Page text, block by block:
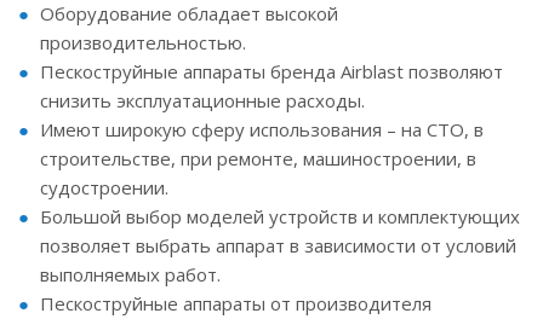
Оборудование обладает высокой
производительностью.
Пескоструйные аппараты бренда Airblast позволяют
снизить эксплуатационные расходы.
Имеют широкую сферу использования – на СТО, в
строительстве, при ремонте, машиностроении, в
судостроении.
Большой выбор моделей устройств и комплектующих
позволяет выбрать аппарат в зависимости от условий
выполняемых работ.
Пескоструйные аппараты от производителя